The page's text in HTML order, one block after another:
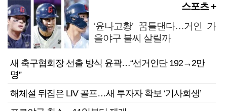
스포츠 +
‘윤나고황’ 꿈틀댄다…거인 가
을야구 불씨 살릴까
새 축구협회장 선출 방식 윤곽…“선거인단 192→2만
명”
해체설 뒤집은 LIV 골프…새 투자자 확보 ‘기사회생’